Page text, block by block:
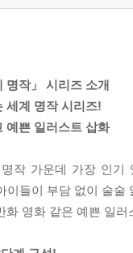
작」 시리즈 소개
세계 명작 시리즈!
예쁜 일러스트 삽화
작 가운데 가장 인기
이들이 부담 없이 술
화 영화 같은 예쁜 일